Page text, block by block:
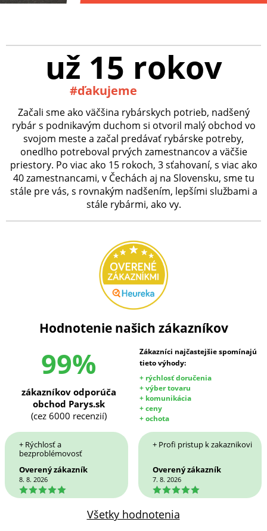
už 15 rokov
#ďakujeme
Začali sme ako väčšina rybárskych potrieb, nadšený
rybár s podnikavým duchom si otvoril malý obchod vo
svojom meste a začal predávať rybárske potreby,
onedlho potreboval prvých zamestnancov a väčšie
priestory. Po viac ako 15 rokoch, 3 sťahovaní, s viac ako
40 zamestnancami, v Čechách aj na Slovensku, sme tu
stále pre vás, s rovnakým nadšením, lepšími službami a
stále rybármi, ako vy.
Hodnotenie našich zákazníkov
99%
Zákazníci najčastejšie spomínajú
tieto výhody:
+ rýchlosť doručenia
+ výber tovaru
+ komunikácia
+ ceny
+ ochota
zákazníkov odporúča
obchod Parys.sk
(cez 6000 recenzií)
+ Rýchlosť a
bezproblémovosť
Overený zákazník
8. 8. 2026
5
+ Profi pristup k zakaznikovi
Overený zákazník
7. 8. 2026
5
Všetky hodnotenia